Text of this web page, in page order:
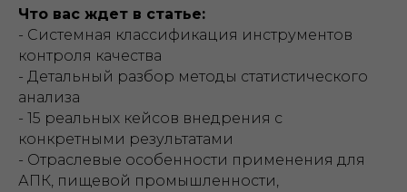
Что вас ждет в статье:
- Системная классификация инструментов
контроля качества
- Детальный разбор методы статистического
анализа
- 15 реальных кейсов внедрения с
конкретными результатами
- Отраслевые особенности применения для
АПК, пищевой промышленности,